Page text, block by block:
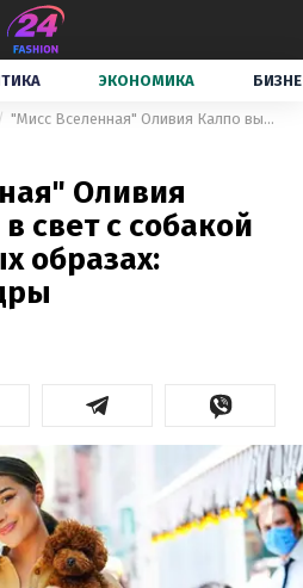
ЭКОНОМИКА
"Мисс Вселенная" Оливия Калпо вышла в свет с собакой в невероятных образах: красивые кадры
Оливия
свет с собакой
образах: